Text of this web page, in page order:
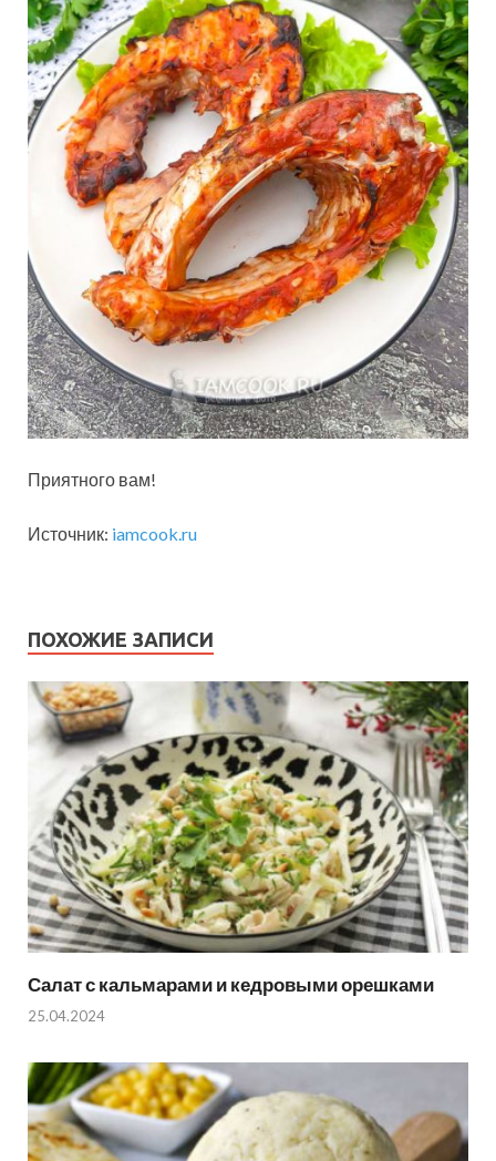
Приятного вам!
Источник: iamcook.ru
ПОХОЖИЕ ЗАПИСИ
Салат с кальмарами и кедровыми орешками
25.04.2024